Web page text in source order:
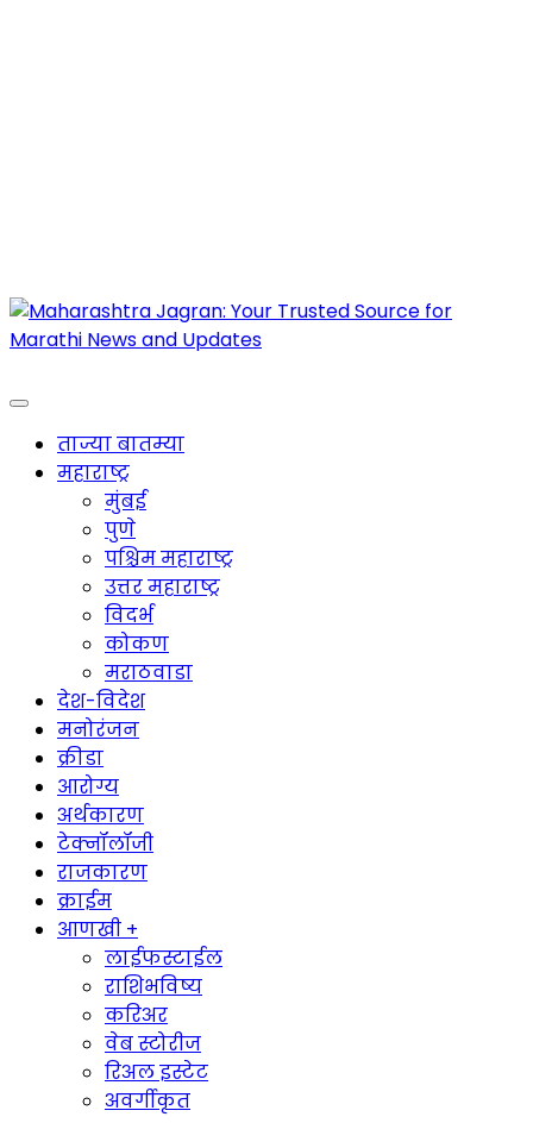
Maharashtra Jagran : Your Trusted Companion
ताज्या बातम्या
महाराष्ट्र
मुंबई
पुणे
पश्चिम महाराष्ट्र
उत्तर महाराष्ट्र
विदर्भ
कोकण
मराठवाडा
देश-विदेश
मनोरंजन
क्रीडा
आरोग्य
अर्थकारण
टेक्नॉलॉजी
राजकारण
क्राईम
आणखी +
लाईफस्टाईल
राशिभविष्य
करिअर
वेब स्टोरीज
रिअल इस्टेट
अवर्गीकृत